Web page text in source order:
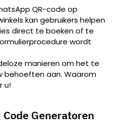
QR-code op
kan gebruikers helpen
direct te boeken of te
wordt
manieren om het te
behoeften aan. Waarom
u!
Generatoren